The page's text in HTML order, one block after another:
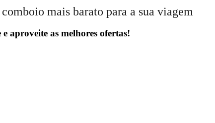
mais barato para a sua viagem
aproveite as melhores ofertas!